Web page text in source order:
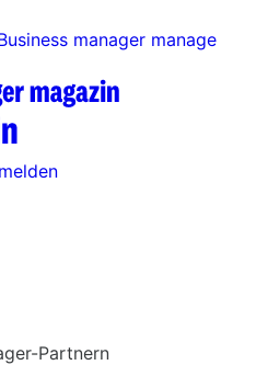
manager manage
Partnern